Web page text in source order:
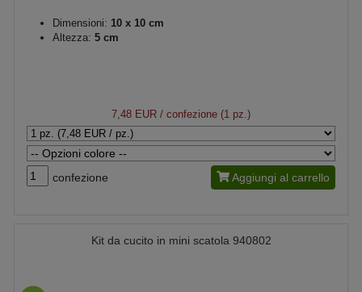
Dimensioni: 10 x 10 cm
Altezza: 5 cm
7,48 EUR / confezione (1 pz.)
confezione Aggiungi al carrello
Kit da cucito in mini scatola 940802